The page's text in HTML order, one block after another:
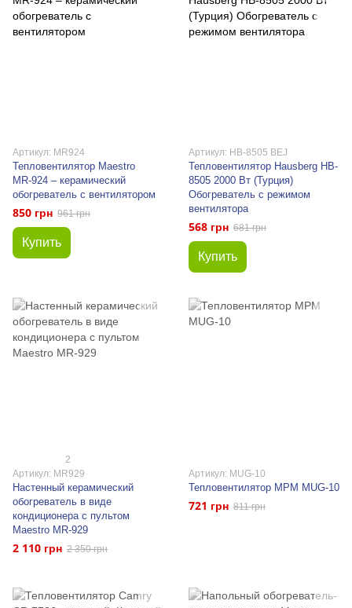
Артикул: MR924
Тепловентилятор Maestro
MR‑924 – керамический
обогреватель с вентилятором
850 грн 961 грн
Купить
Артикул: HB-8505 BEJ
Тепловентилятор Hausberg HB-
8505 2000 Вт (Турция)
Обогреватель с режимом
вентилятора
568 грн 681 грн
Купить
2
Артикул: MR929
Настенный керамический
обогреватель в виде
кондиционера с пультом
Maestro MR-929
2 110 грн 2 350 грн
Артикул: MUG-10
Тепловентилятор MPM MUG-10
721 грн 811 грн